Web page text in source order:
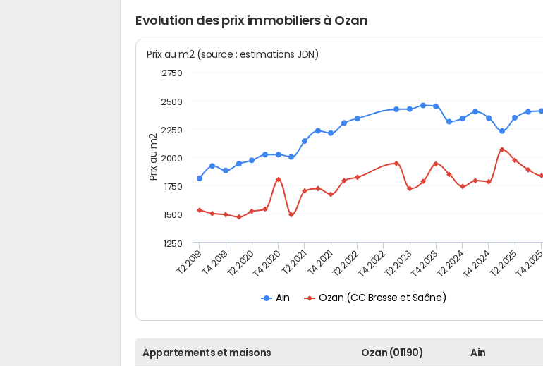
Evolution des prix immobiliers à Ozan
Prix au m2
Prix au m2 (source : estimations JDN)
Ain Ozan (CC Bresse et Saône)
T2 2019T4 2019T2 2020T4 2020T2 2021T4 2021T2 2022T4 2022T2 2023T4 2023T2 2024T4 2024T2 2025T4 2025
1250
1500
1750
2000
2250
2500
2750
Appartements et maisons Ozan (01190) Ain